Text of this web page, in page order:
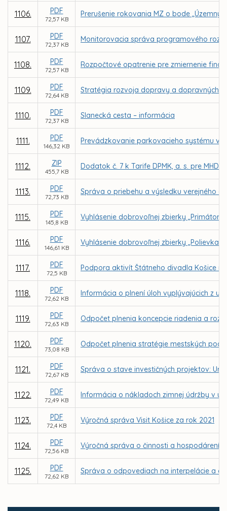
1106. PDF
72,57 KB
Prerušenie rokovania MZ o bode „Územný
1107. PDF
72,37 KB
Monitorovacia správa programového
1108. PDF
72,57 KB
Rozpočtové opatrenie pre zmiernenie
1109. PDF
72,64 KB
Stratégia rozvoja dopravy a dopravných
1110. PDF
72,37 KB
Slanecká cesta – informácia
1111. PDF
146,32 KB
Prevádzkovanie parkovacieho systému v
1112. ZIP
455,7 KB
Dodatok č. 7 k Tarife DPMK, a. s. pre MHD
1113. PDF
72,73 KB
Správa o priebehu a výsledku verejného
1115. PDF
145,8 KB
Vyhlásenie dobrovoľnej zbierky
1116. PDF
146,61 KB
Vyhlásenie dobrovoľnej zbierky „Polievka
1117. PDF
72,5 KB
Podpora aktivít Štátneho divadla Košice
1118. PDF
72,62 KB
Informácia o plnení úloh vyplývajúcich z
1119. PDF
72,63 KB
Odpočet plnenia koncepcie riadenia a
1120. PDF
73,08 KB
Odpočet plnenia stratégie mestských
1121. PDF
72,67 KB
Správa o stave investičných projektov:
1122. PDF
72,49 KB
Informácia o nákladoch zimnej údržby v
1123. PDF
72,4 KB
Výročná správa Visit Košice za rok 2021
1124. PDF
72,56 KB
Výročná správa o činnosti a hospodárení
1125. PDF
72,62 KB
Správa o odpovediach na interpelácie a